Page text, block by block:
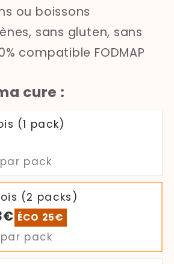
ou boissons
sans gluten, sans
compatible FODMAP
cure :
(1 pack)
par pack
(2 packs)
ÉCO 25€
par pack